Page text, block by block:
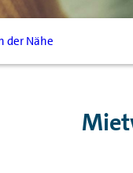
der Nähe